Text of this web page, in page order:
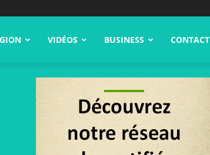
VIDÉOS BUSINESS CONTACT